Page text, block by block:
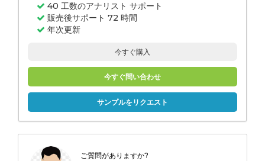
40 工数のアナリスト サポート
販売後サポート 72 時間
年次更新
今すぐ購入
今すぐ問い合わせ
サンプルをリクエスト
ご質問がありますか?